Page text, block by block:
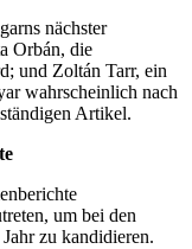
nächster
Orbán, die
und Zoltán Tarr, ein
wahrscheinlich nach
Artikel.
um bei den
zu kandidieren.